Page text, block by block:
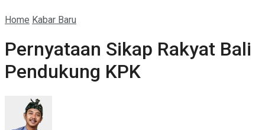
Home Kabar Baru
Pernyataan Sikap Rakyat Bali
Pendukung KPK